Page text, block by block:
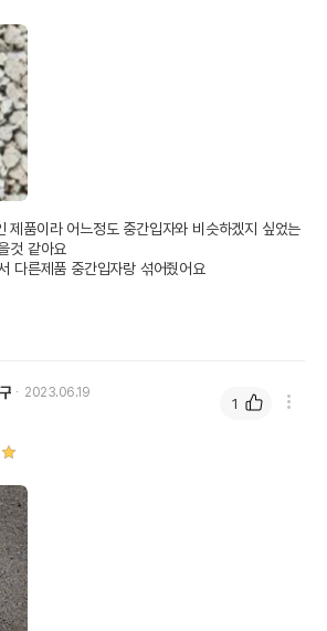
제품이라 어느정도 중간입자와 비슷하겠지 싶었는
것 같아요
다른제품 중간입자랑 섞어줬어요
2023.06.19
1